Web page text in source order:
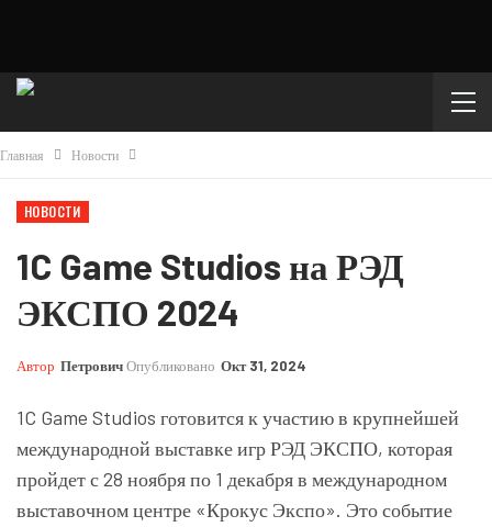
Главная Новости
НОВОСТИ
1C Game Studios на РЭД
ЭКСПО 2024
Автор ПетровичОпубликовано Окт 31, 2024
1C Game Studios готовится к участию в крупнейшей
международной выставке игр РЭД ЭКСПО, которая
пройдет с 28 ноября по 1 декабря в международном
выставочном центре «Крокус Экспо». Это событие